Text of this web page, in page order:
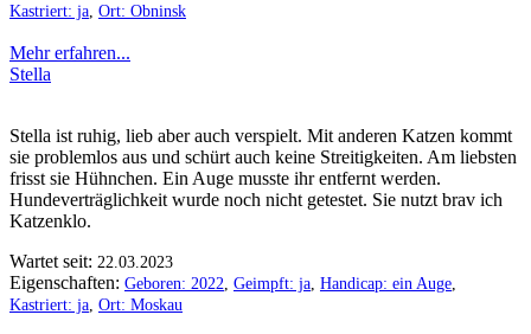
Kastriert: ja Ort: Obninsk
Mehr erfahren...
Stella
Stella ist ruhig, lieb aber auch verspielt. Mit anderen Katzen kommt
sie problemlos aus und schürt auch keine Streitigkeiten. Am liebsten
frisst sie Hühnchen. Ein Auge musste ihr entfernt werden.
Hundeverträglichkeit wurde noch nicht getestet. Sie nutzt brav ich
Katzenklo.
Wartet seit: 22.03.2023
Eigenschaften: Geboren: 2022 Geimpft: ja Handicap: ein Auge
Kastriert: ja Ort: Moskau